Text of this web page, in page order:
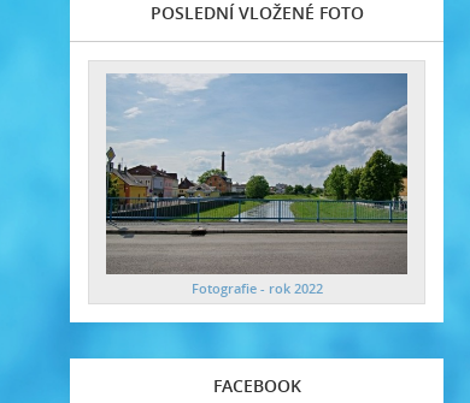
POSLEDNÍ VLOŽENÉ FOTO
Fotografie - rok 2022
FACEBOOK